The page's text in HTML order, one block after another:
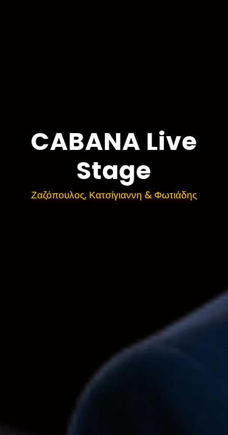
CABANA Live
Stage
Ζαζόπουλος, Κατσίγιαννη & Φωτιάδης